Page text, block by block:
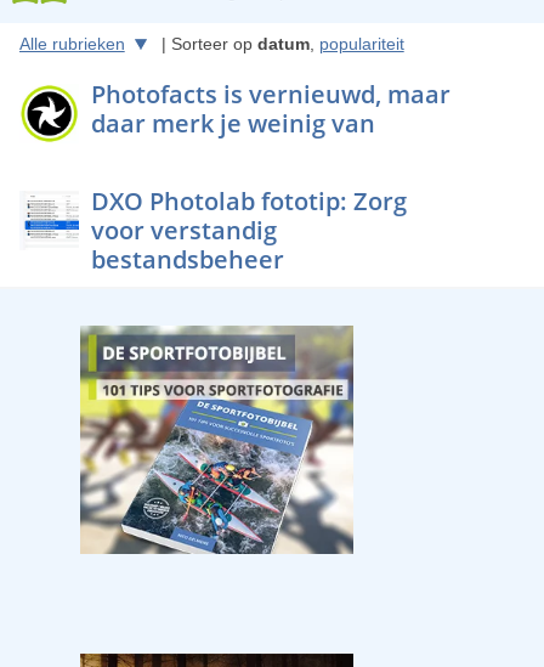
Alle rubrieken | Sorteer op datum, populariteit
Photofacts is vernieuwd, maar
daar merk je weinig van
DXO Photolab fototip: Zorg
voor verstandig
bestandsbeheer